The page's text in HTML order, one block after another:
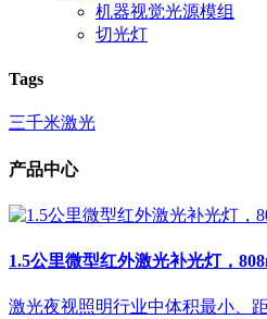
机器视觉光源模组
切光灯
Tags
三千米激光
产品中心
1.5公里微型红外激光补光灯，
激光夜视照明行业中体积最小、